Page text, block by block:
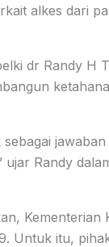
alkes dari
dr Randy H
sebagai
ujar Randy
Untuk itu,